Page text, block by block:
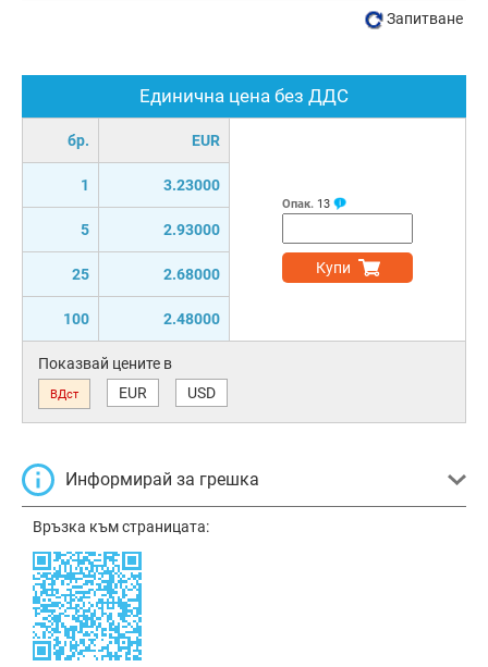
Единична цена без ДДС
бр. EUR
1 3.23000
5 2.93000
25 2.68000
100 2.48000
Опак. 13
Купи
Показвай цените в
ВДст EUR USD
Информирай за грешка
Връзка към страницата:
Запитване